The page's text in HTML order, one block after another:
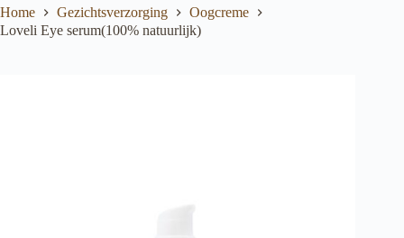
Home Gezichtsverzorging
Oogcreme
Loveli Eye serum(100% natuurlijk)